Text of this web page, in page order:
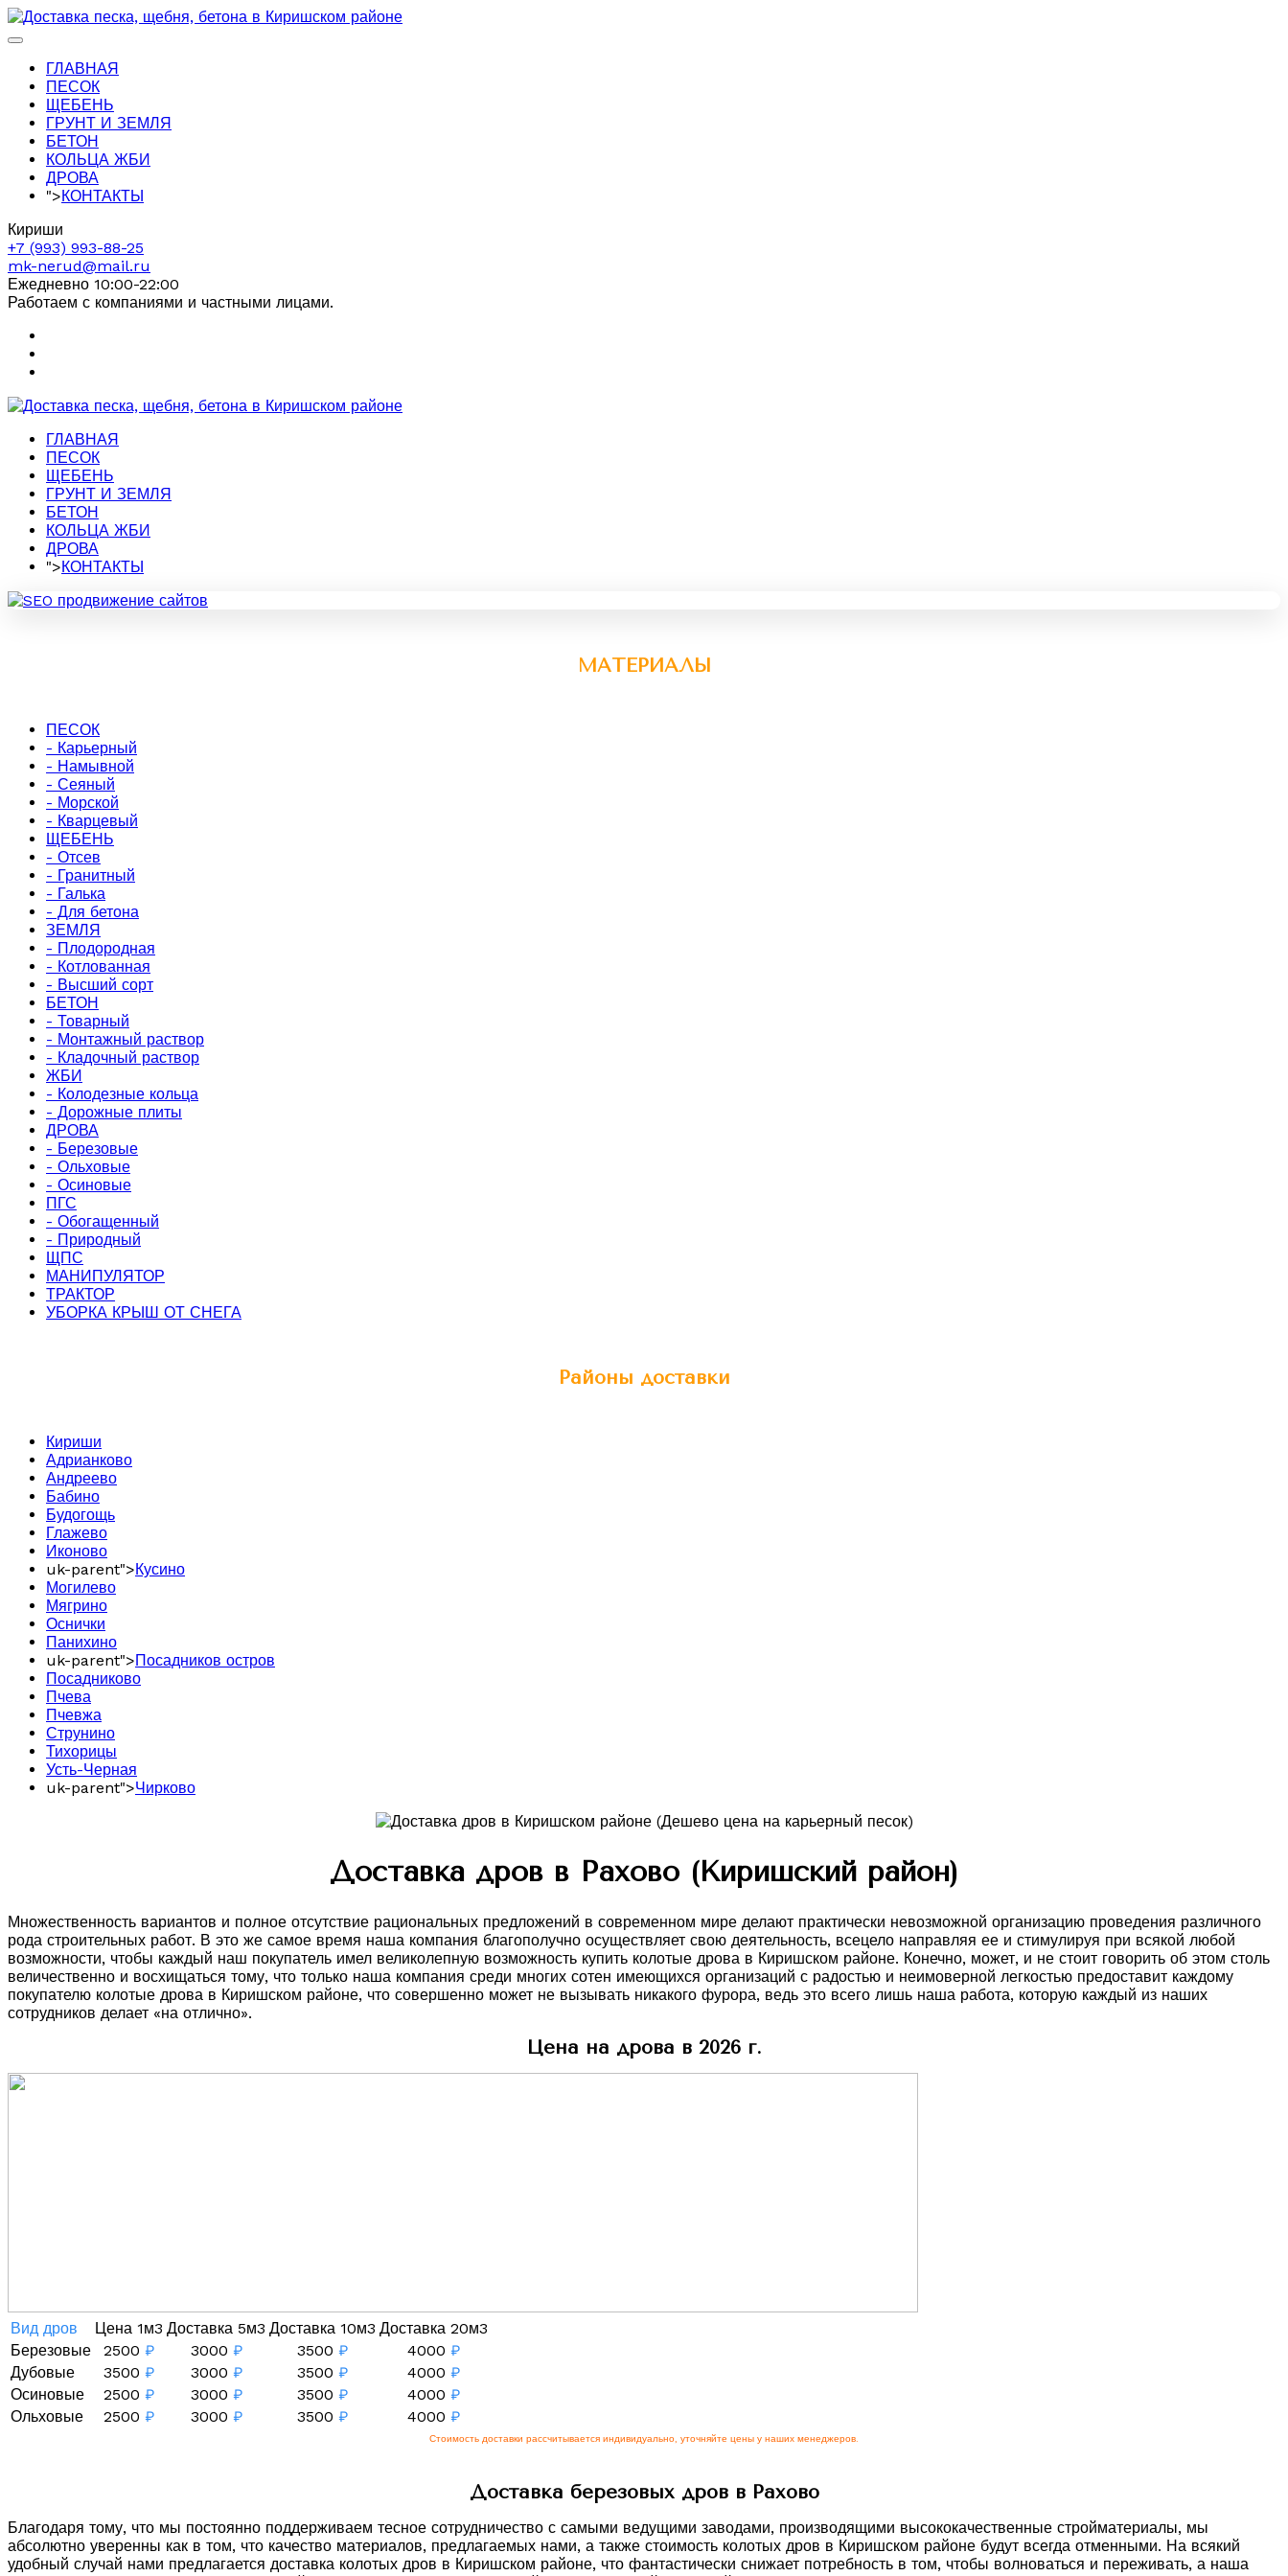
ГЛАВНАЯ
ПЕСОК
ЩЕБЕНЬ
ГРУНТ И ЗЕМЛЯ
БЕТОН
КОЛЬЦА ЖБИ
ДРОВА
">КОНТАКТЫ
Кириши
+7 (993) 993-88-25
mk-nerud@mail.ru
Ежедневно 10:00-22:00
Работаем с компаниями и частными лицами.
ГЛАВНАЯ
ПЕСОК
ЩЕБЕНЬ
ГРУНТ И ЗЕМЛЯ
БЕТОН
КОЛЬЦА ЖБИ
ДРОВА
">КОНТАКТЫ
МАТЕРИАЛЫ
ПЕСОК
- Карьерный
- Намывной
- Сеяный
- Морской
- Кварцевый
ЩЕБЕНЬ
- Отсев
- Гранитный
- Галька
- Для бетона
ЗЕМЛЯ
- Плодородная
- Котлованная
- Высший сорт
БЕТОН
- Товарный
- Монтажный раствор
- Кладочный раствор
ЖБИ
- Колодезные кольца
- Дорожные плиты
ДРОВА
- Березовые
- Ольховые
- Осиновые
ПГС
- Обогащенный
- Природный
ЩПС
МАНИПУЛЯТОР
ТРАКТОР
УБОРКА КРЫШ ОТ СНЕГА
Районы доставки
Кириши
Адрианково
Андреево
Бабино
Будогощь
Глажево
Иконово
uk-parent">Кусино
Могилево
Мягрино
Оснички
Панихино
uk-parent">Посадников остров
Посадниково
Пчева
Пчевжа
Струнино
Тихорицы
Усть-Черная
uk-parent">Чирково
Доставка дров в Рахово (Киришский район)
Множественность вариантов и полное отсутствие рациональных предложений в современном мире делают практически невозможной организацию проведения различного
рода строительных работ. В это же самое время наша компания благополучно осуществляет свою деятельность, всецело направляя ее и стимулируя при всякой любой
возможности, чтобы каждый наш покупатель имел великолепную возможность купить колотые дрова в Киришском районе. Конечно, может, и не стоит говорить об этом столь
величественно и восхищаться тому, что только наша компания среди многих сотен имеющихся организаций с радостью и неимоверной легкостью предоставит каждому
покупателю колотые дрова в Киришском районе, что совершенно может не вызывать никакого фурора, ведь это всего лишь наша работа, которую каждый из наших
сотрудников делает «на отлично».
Цена на дрова в 2026 г.
Вид дров Цена 1м3 Доставка 5м3 Доставка 10м3 Доставка 20м3
Березовые
2500 ₽ 3000 ₽ 3500 ₽ 4000 ₽
Дубовые
3500 ₽ 3000 ₽ 3500 ₽ 4000 ₽
Осиновые
2500 ₽ 3000 ₽ 3500 ₽ 4000 ₽
Ольховые
2500 ₽ 3000 ₽ 3500 ₽ 4000 ₽
Стоимость доставки рассчитывается индивидуально, уточняйте цены у наших менеджеров.
Доставка березовых дров в Рахово
Благодаря тому, что мы постоянно поддерживаем тесное сотрудничество с самыми ведущими заводами, производящими высококачественные стройматериалы, мы
абсолютно уверенны как в том, что качество материалов, предлагаемых нами, а также стоимость колотых дров в Киришском районе будут всегда отменными. На всякий
удобный случай нами предлагается доставка колотых дров в Киришском районе, что фантастически снижает потребность в том, чтобы волноваться и переживать, а наша